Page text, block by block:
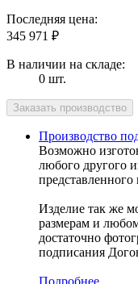
Последняя цена:
345 971 ₽
В наличии на складе:
0 шт.
Производство
Возможно
любого другого
Изделие так же
размерам и
достаточно
подписания